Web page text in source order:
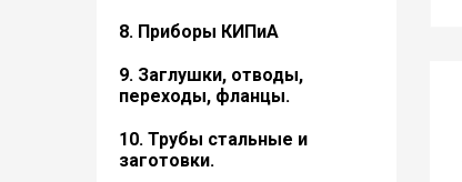
8. Приборы КИПиА
9. Заглушки, отводы,
переходы, фланцы.
10. Трубы стальные и
заготовки.